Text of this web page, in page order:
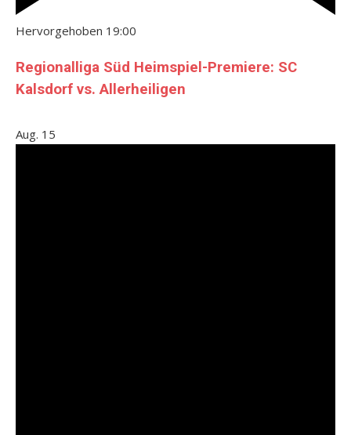
Hervorgehoben 19:00
Regionalliga Süd Heimspiel-Premiere: SC
Kalsdorf vs. Allerheiligen
Aug. 15